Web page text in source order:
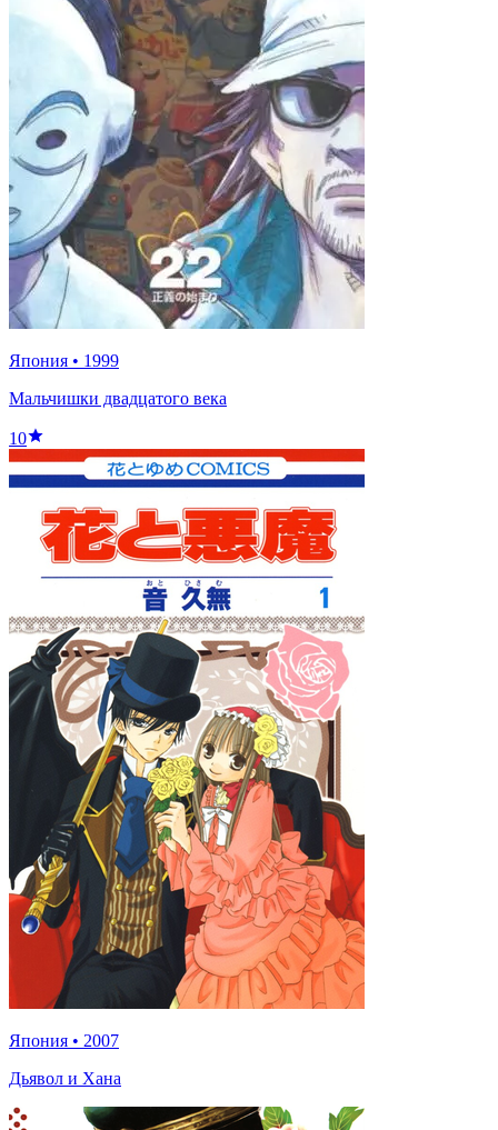
Япония • 1999
Мальчишки двадцатого века
10
Япония • 2007
Дьявол и Хана